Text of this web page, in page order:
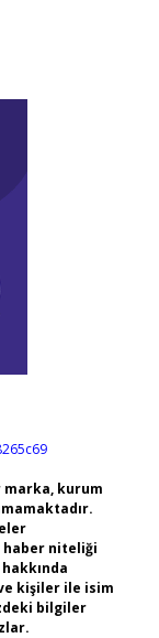
kurum
haber niteliği
kişiler ile isim
bilgiler